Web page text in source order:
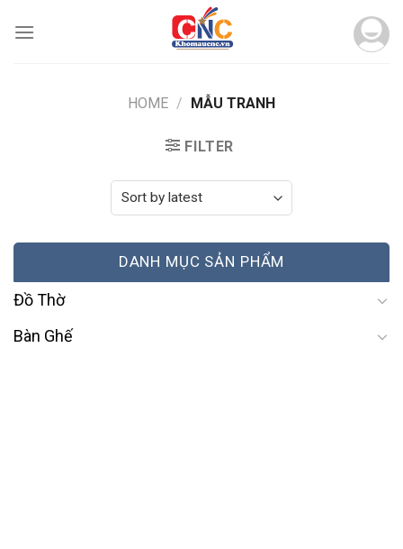
HOME / MẪU TRANH
FILTER
DANH MỤC SẢN PHẨM
Đồ Thờ
Bàn Ghế